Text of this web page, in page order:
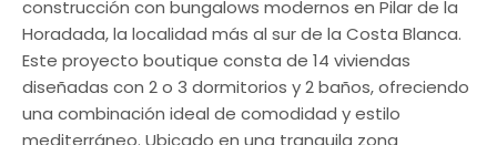
construcción con bungalows modernos en Pilar de la
Horadada, la localidad más al sur de la Costa Blanca.
Este proyecto boutique consta de 14 viviendas
diseñadas con 2 o 3 dormitorios y 2 baños, ofreciendo
una combinación ideal de comodidad y estilo
mediterráneo. Ubicado en una tranquila zona